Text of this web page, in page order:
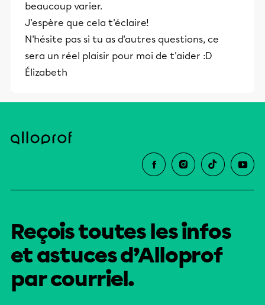
beaucoup varier.
J'espère que cela t'éclaire!
N'hésite pas si tu as d'autres questions, ce
sera un réel plaisir pour moi de t'aider :D
Élizabeth
Reçois toutes les infos
et astuces d’Alloprof
par courriel.